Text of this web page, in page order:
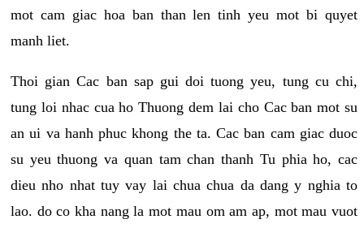
mot cam giac hoa ban than len tinh yeu mot bi quyet
manh liet.
Thoi gian Cac ban sap gui doi tuong yeu, tung cu chi,
tung loi nhac cua ho Thuong dem lai cho Cac ban mot su
an ui va hanh phuc khong the ta. Cac ban cam giac duoc
su yeu thuong va quan tam chan thanh Tu phia ho, cac
dieu nho nhat tuy vay lai chua chua da dang y nghia to
lao. do co kha nang la mot mau om am ap, mot mau vuot